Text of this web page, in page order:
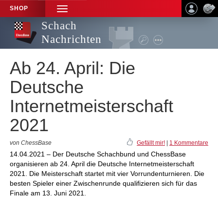
SHOP
TOGGLE
NAVIGATION
Schach
Nachrichten
Ab 24. April: Die
Deutsche
Internetmeisterschaft
2021
von ChessBase Gefällt mir! 1 Kommentare
14.04.2021 – Der Deutsche Schachbund und ChessBase
organisieren ab 24. April die Deutsche Internetmeisterschaft
2021. Die Meisterschaft startet mit vier Vorrundenturnieren. Die
besten Spieler einer Zwischenrunde qualifizieren sich für das
Finale am 13. Juni 2021.